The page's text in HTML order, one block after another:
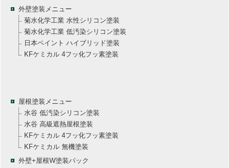
外壁塗装メニュー
菊水化学工業 水性シリコン塗装
菊水化学工業 低汚染シリコン塗装
日本ペイント ハイブリッド塗装
KFケミカル 4フッ化フッ素塗装
屋根塗装メニュー
水谷 低汚染シリコン塗装
水谷 高級遮熱屋根塗装
KFケミカル 4フッ化フッ素塗装
KFケミカル 無機塗装
外壁+屋根W塗装パック